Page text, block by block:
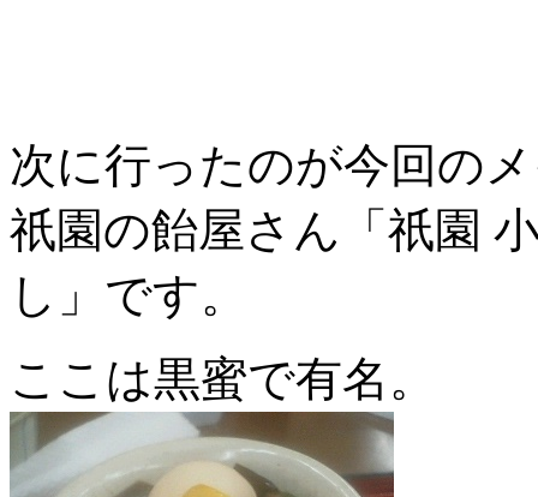
次に行ったのが今回の
祇園の飴屋さん「祇園
し」です。
ここは黒蜜で有名。